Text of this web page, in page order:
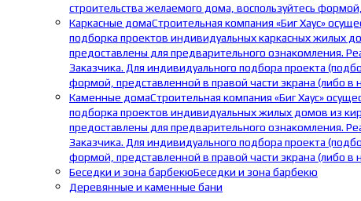
строительства желаемого дома, воспользуйтесь
Каркасные домаСтроительная компания «Биг Хаус»
подборка проектов индивидуальных каркасных жилых
предоставлены для предварительного ознакомления.
Заказчика. Для индивидуального подбора проекта
формой, представленной в правой части экрана (либо
Каменные домаСтроительная компания «Биг Хаус»
подборка проектов индивидуальных жилых домов из
предоставлены для предварительного ознакомления.
Заказчика. Для индивидуального подбора проекта
формой, представленной в правой части экрана (либо
Беседки и зона барбекюБеседки и зона барбекю
Деревянные и каменные бани